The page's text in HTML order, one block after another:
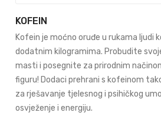
KOFEIN
Kofein je moćno oruđe u rukama ljudi
dodatnim kilogramima. Probudite
masti i posegnite za prirodnim
figuru! Dodaci prehrani s kofeinom
za rješavanje tjelesnog i psihičkog
osvježenje i energiju.